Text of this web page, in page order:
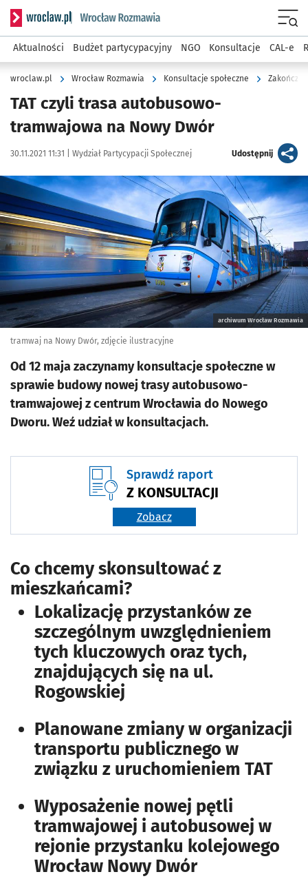
Serwis informacyjny wroclaw.pl podserwis: Rozmawia
Aktualności Budżet partycypacyjny NGO Konsultacje CAL-e
wroclaw.pl Wrocław Rozmawia Konsultacje społeczne
TAT czyli trasa autobusowo-
tramwajowa na Nowy Dwór
Data publikacji:
30.11.2021 11:31 | Autor:
Wydział Partycypacji Społecznej Udostępnijartykuł
Kliknij, aby powiększyć
archiwum Wrocław Rozmawia
tramwaj na Nowy Dwór, zdjęcie ilustracyjne
Od 12 maja zaczynamy konsultacje społeczne w
sprawie budowy nowej trasy autobusowo-
tramwajowej z centrum Wrocławia do Nowego
Dworu. Weź udział w konsultacjach.
Sprawdź raport
Z KONSULTACJI
Zobacz
Co chcemy skonsultować z
mieszkańcami?
Lokalizację przystanków ze
szczególnym uwzględnieniem
tych kluczowych oraz tych,
znajdujących się na ul.
Rogowskiej
Planowane zmiany w organizacji
transportu publicznego w
związku z uruchomieniem TAT
Wyposażenie nowej pętli
tramwajowej i autobusowej w
rejonie przystanku kolejowego
Wrocław Nowy Dwór